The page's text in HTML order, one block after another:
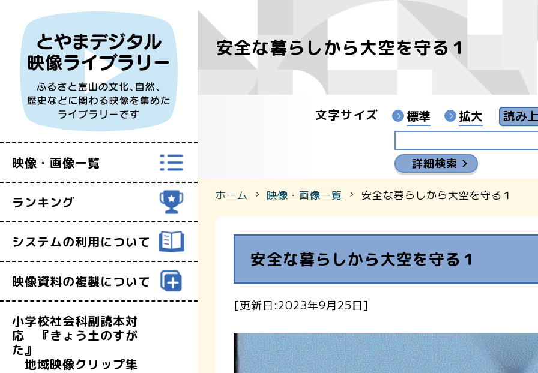
映像・画像一覧
すべての映像
富山県映像センターYouTubeチャンネル
ランキング
システムの利用について
映像資料の複製について
小学校社会科副読本対
応 『きょう土のすが
た』
地域映像クリップ集
安全な暮らしから大空を守る１
文字サイズ 標準 拡大
詳細検索
ホーム 映像・画像一覧 安全な暮らしから大空を守る１
安全な暮らしから大空を守る１
[更新日:2023年9月25日]